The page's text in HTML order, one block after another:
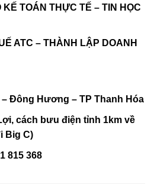
TOÁN THỰC TẾ – TIN HỌC
ATC – THÀNH LẬP DOANH
Đông Hương – TP Thanh Hóa
cách bưu điện tỉnh 1km về
Big C)
815 368